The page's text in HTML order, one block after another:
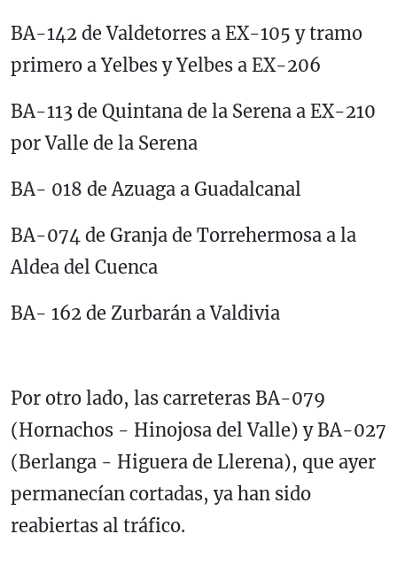
BA-142 de Valdetorres a EX-105 y tramo
primero a Yelbes y Yelbes a EX-206
BA-113 de Quintana de la Serena a EX-210
por Valle de la Serena
BA- 018 de Azuaga a Guadalcanal
BA-074 de Granja de Torrehermosa a la
Aldea del Cuenca
BA- 162 de Zurbarán a Valdivia
Por otro lado, las carreteras BA-079
(Hornachos - Hinojosa del Valle) y BA-027
(Berlanga - Higuera de Llerena), que ayer
permanecían cortadas, ya han sido
reabiertas al tráfico.